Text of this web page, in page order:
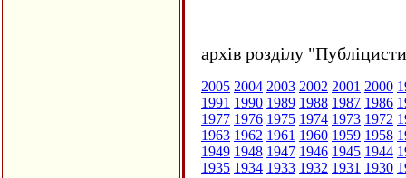
архів розділу
2005 2004 2003 2002 2001 2000
1991 1990 1989 1988 1987 1986
1977 1976 1975 1974 1973 1972
1963 1962 1961 1960 1959 1958
1949 1948 1947 1946 1945 1944
1935 1934 1933 1932 1931 1930